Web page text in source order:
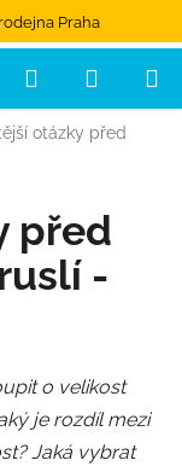
Praha
Hledat
otázky před
před
-
o velikost
je rozdíl mezi
Jaká vybrat